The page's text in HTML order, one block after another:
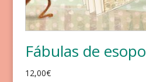
Fábulas de esopo
12,00€